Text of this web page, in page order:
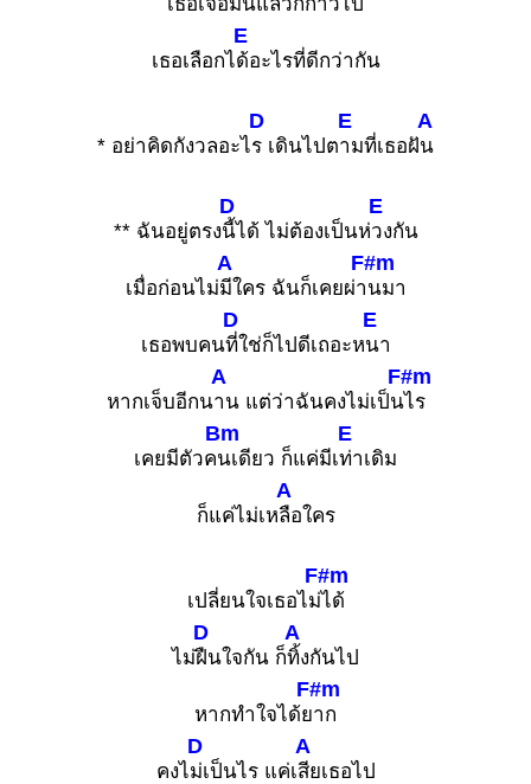
เธอเลือกไ
E
ด้อะไรที่ดีกว่ากัน
* อย่าคิดกังวลอะไ
D
ร เดินไปต
E
ามที่เธอฝั
A
น
** ฉันอยู่ตรง
D
นี้ได้ ไม่ต้องเป็นห่
E
วงกัน
เมื่อก่อนไม่
A
มีใคร ฉันก็เคยผ่า
F#m
นมา
เธอพบคน
D
ที่ใช่ก็ไปดีเถอะห
E
นา
หากเจ็บอีกน
A
าน แต่ว่าฉันคงไม่เป็น
F#m
ไร
เคยมีตัวค
Bm
นเดียว ก็แค่มีเ
E
ท่าเดิม
ก็แค่ไม่เห
A
ลือใคร
เปลี่ยนใจเธอไม่
F#m
ได้
ไม่
D
ฝืนใจกัน ก็
A
ทิ้งกันไป
หากทำใจได้ย
F#m
าก
คงไ
D
ม่เป็นไร แค่เ
A
สียเธอไป